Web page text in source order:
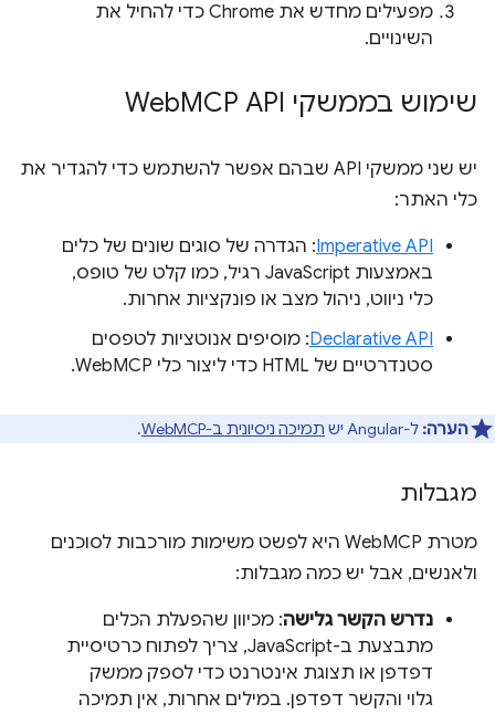
מפעילים מחדש את Chrome כדי להחיל את
השינויים.
שימוש בממשקי Web MCP API
יש שני ממשקי API שבהם אפשר להשתמש כדי להגדיר את
כלי האתר:
Imperative API: הגדרה של סוגים שונים של כלים
באמצעות JavaScript רגיל, כמו קלט של טופס,
כלי ניווט, ניהול מצב או פונקציות אחרות.
Declarative API: מוסיפים אנוטציות לטפסים
סטנדרטיים של HTML כדי ליצור כלי WebMCP.
הערה: ל-Angular יש תמיכה ניסיונית ב-WebMCP .
מגבלות
מטרת WebMCP היא לפשט משימות מורכבות לסוכנים
ולאנשים, אבל יש כמה מגבלות:
נדרש הקשר גלישה: מכיוון שהפעלת הכלים
מתבצעת ב-JavaScript, צריך לפתוח כרטיסיית
דפדפן או תצוגת אינטרנט כדי לספק ממשק
גלוי והקשר דפדפן. במילים אחרות, אין תמיכה